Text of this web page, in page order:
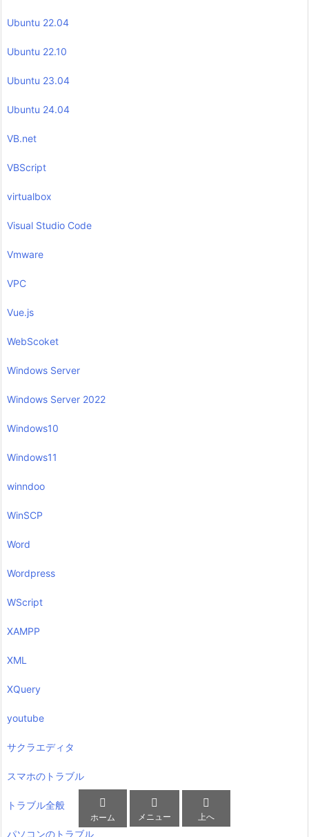
Ubuntu 22.04
Ubuntu 22.10
Ubuntu 23.04
Ubuntu 24.04
VB.net
VBScript
virtualbox
Visual Studio Code
Vmware
VPC
Vue.js
WebScoket
Windows Server
Windows Server 2022
Windows10
Windows11
winndoo
WinSCP
Word
Wordpress
WScript
XAMPP
XML
XQuery
youtube
サクラエディタ
スマホのトラブル
トラブル全般
パソコンのトラブル

ホーム

メニュー

上へ